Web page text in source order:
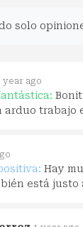
solo
year ago
arduo trabajo
Hay
está justo